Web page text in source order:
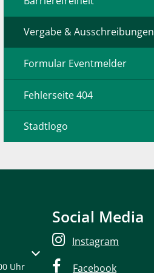
Vergabe & Ausschreibungen
Formular Eventmelder
Fehlerseite 404
Stadtlogo
Schließzeiten auszublenden
Uhr
Social Media
Instagram
Facebook